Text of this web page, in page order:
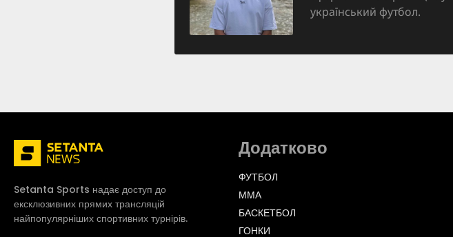
український футбол.
Setanta Sports надає доступ до
ексклюзивних прямих трансляцій
найпопулярніших спортивних турнірів.
Додатково
ФУТБОЛ
ММА
БАСКЕТБОЛ
ГОНКИ